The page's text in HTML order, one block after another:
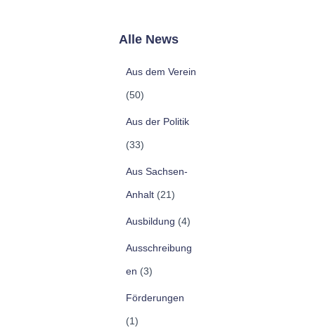
Alle News
Aus dem Verein
(50)
Aus der Politik
(33)
Aus Sachsen-
Anhalt (21)
Ausbildung (4)
Ausschreibung
en (3)
Förderungen
(1)